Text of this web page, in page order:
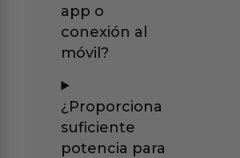
app o
conexión al
móvil?
¿Proporciona
suficiente
potencia para